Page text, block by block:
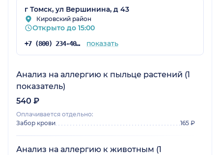
г Томск, ул Вершинина, д 43
Кировский район
Открыто до 15:00
+7 (800) 234-40-50 показать
Анализ на аллергию к пыльце растений (1
показатель)
540 ₽
Оплачивается отдельно:
Забор крови
165 ₽
Анализ на аллергию к животным (1